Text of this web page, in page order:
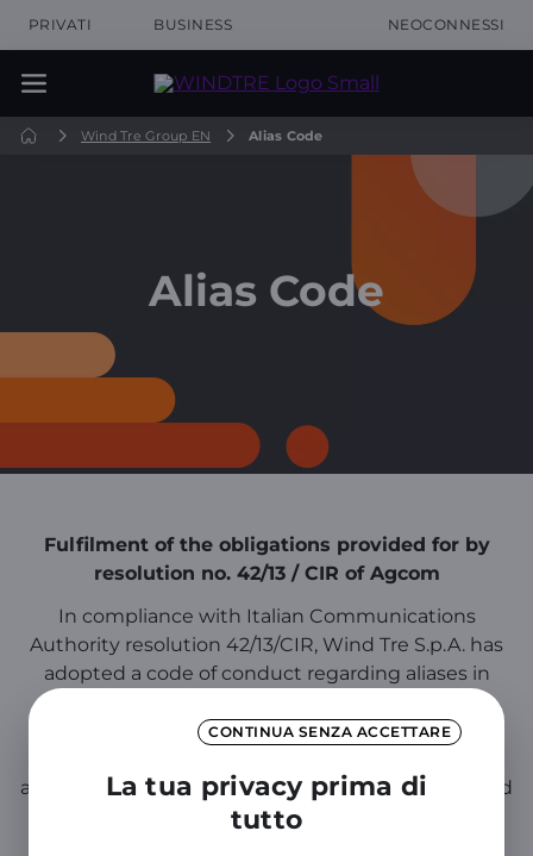
CONTINUA SENZA ACCETTARE
La tua privacy prima di
tutto
PRIVATI BUSINESS NEOCONNESSI
Wind Tre Group EN Alias Code
Alias Code
Fulfilment of the obligations provided for by
resolution no. 42/13 / CIR of Agcom
In compliance with Italian Communications
Authority resolution 42/13/CIR, Wind Tre S.p.A. has
adopted a code of conduct regarding aliases in
communications services used for corporate
alphanumeric characters shown in the address field
for SMS/MMS and data transfer communications.